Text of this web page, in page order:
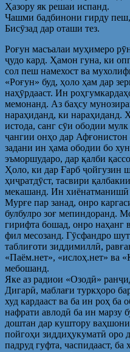
Ҳазору як решаи испанд.
Чашми бадбинони гирду пеш,
Бисӯзад дар оташи тез.
Роғун масъалаи муҳимеро
ҷудо кард. Ҳамон гуна, ки
сол пеш намехост ва
«Роғун» буд, ҳоло ҳам дар
наҳӯрдааст. Ин
мемонанд. Аз баҳсу
нараҳиданд, ки нараҳиданд.
истода, санг сӯи ободии
ҷангии онҳо дар
задани ин ҳама ободии бо
эъморшударо, дар қалби
Ҳоло, ки дар Ғарб ҷойгузин
ҳиҷратдӯст, тасвири
мекашанд. Ин хиёнатманишӣ
Мурғе пар занад, онро
булбулро зоғ мепиндоранд.
гирифта бошад, онро
фил месозанд. Гӯсфандро
таблиғоти зиддимиллӣ,
«Паём.нет», «ислоҳ.нет» ва
мебошанд.
Яке аз радиои «Озодӣ»
Дигарӣ, маблағи туркҳоро
худ кардааст ва ба ин роҳ
нафрати авлодӣ ба ин марзу
доштан дар куштору
пойгоҳи зиддиҳукуматӣ оро
падруд гуфта, часпидааст,